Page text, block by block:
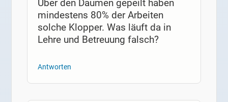
Über den Daumen gepeilt haben
mindestens 80% der Arbeiten
solche Klopper. Was läuft da in
Lehre und Betreuung falsch?
Antworten